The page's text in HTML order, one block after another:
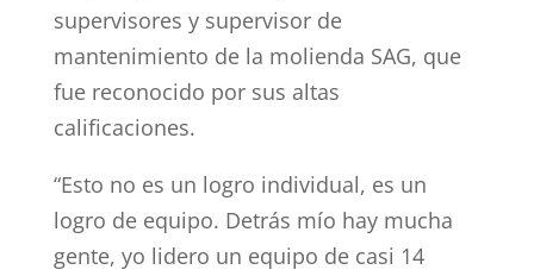
supervisores y supervisor de
mantenimiento de la molienda SAG, que
fue reconocido por sus altas
calificaciones.
“Esto no es un logro individual, es un
logro de equipo. Detrás mío hay mucha
gente, yo lidero un equipo de casi 14